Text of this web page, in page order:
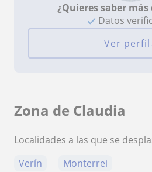
¿Quieres saber más
Datos
Ver perfil
Zona de Claudia
Localidades a las que se
Verín
Monterrei